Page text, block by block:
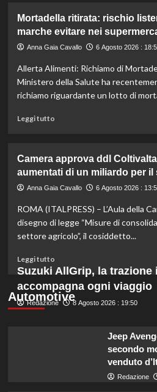
Il
cavallo:
una
indispensabile
per
l’agricoltura
Mortadella ritirata: rischio
marche evitare nei
Anna Gaia Cavallo 6 Agosto 2026 :
Allerta Alimenti: Richiamo di
Ministero della Salute ha
richiamo riguardante un lotto di
Leggi tuttoLeggi
Mortadella
ritirata:
rischio
scopri
quali
marche
supermercati.
Camera approva ddl
aumentati di un miliardo per il
Anna Gaia Cavallo 6 Agosto 2026 :
ROMA (ITALPRESS) – L’Aula della
disegno di legge “Misure di
settore agricolo”, il cosiddetto...
Leggi tuttoLeggi
di
su
Camera
Automotive
Suzuki AllGrip, la trazione
accompagna ogni viaggio
Redazione 8 Agosto 2026 : 19:50
Jeep
secondo
venduto
Redazione